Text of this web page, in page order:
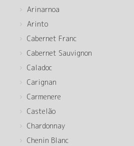
Arinarnoa
Arinto
Cabernet Franc
Cabernet Sauvignon
Caladoc
Carignan
Carmenere
Castelão
Chardonnay
Chenin Blanc